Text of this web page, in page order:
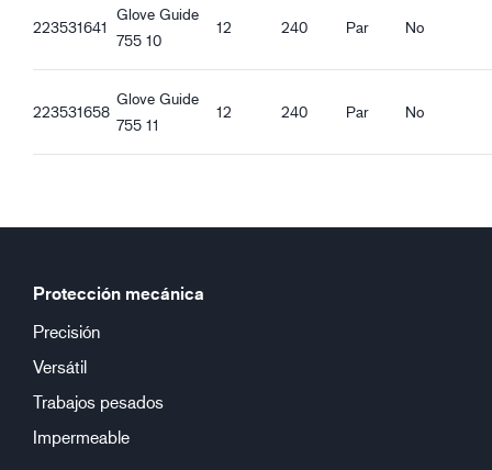
223531641
Glove Guide
755 10
12 240 Par No
223531658
Glove Guide
755 11
12 240 Par No
Protección mecánica
Precisión
Versátil
Trabajos pesados
Impermeable